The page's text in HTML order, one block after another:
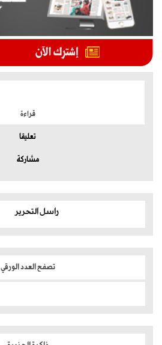
قراءة
تعليقا
مشاركة
راسل التحرير
تصفح العدد الورقي